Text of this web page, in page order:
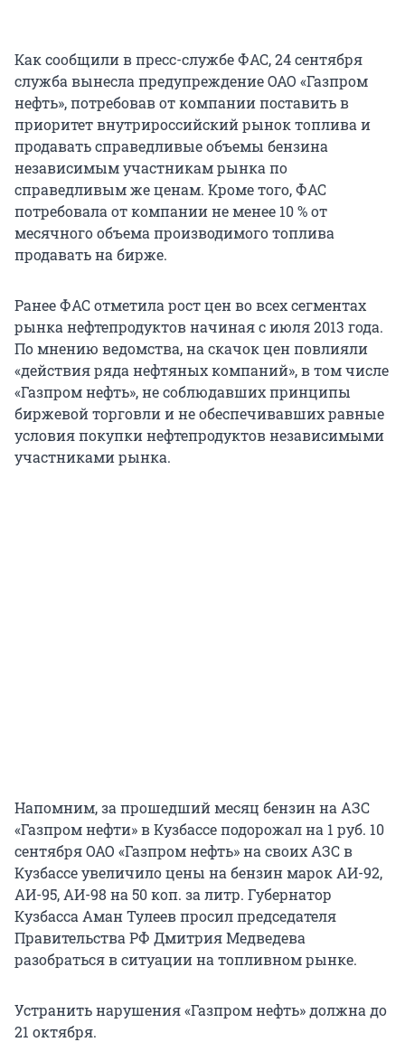
Как сообщили в пресс-службе ФАС, 24 сентября
служба вынесла предупреждение ОАО «Газпром
нефть», потребовав от компании поставить в
приоритет внутрироссийский рынок топлива и
продавать справедливые объемы бензина
независимым участникам рынка по
справедливым же ценам. Кроме того, ФАС
потребовала от компании не менее 10 % от
месячного объема производимого топлива
продавать на бирже.
Ранее ФАС отметила рост цен во всех сегментах
рынка нефтепродуктов начиная с июля 2013 года.
По мнению ведомства, на скачок цен повлияли
«действия ряда нефтяных компаний», в том числе
«Газпром нефть», не соблюдавших принципы
биржевой торговли и не обеспечивавших равные
условия покупки нефтепродуктов независимыми
участниками рынка.
Напомним, за прошедший месяц бензин на АЗС
«Газпром нефти» в Кузбассе подорожал на 1 руб. 10
сентября ОАО «Газпром нефть» на своих АЗС в
Кузбассе увеличило цены на бензин марок АИ-92,
АИ-95, АИ-98 на 50 коп. за литр. Губернатор
Кузбасса Аман Тулеев просил председателя
Правительства РФ Дмитрия Медведева
разобраться в ситуации на топливном рынке.
Устранить нарушения «Газпром нефть» должна до
21 октября.